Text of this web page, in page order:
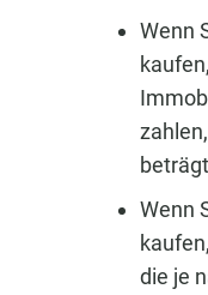
Wenn
Wenn
die je